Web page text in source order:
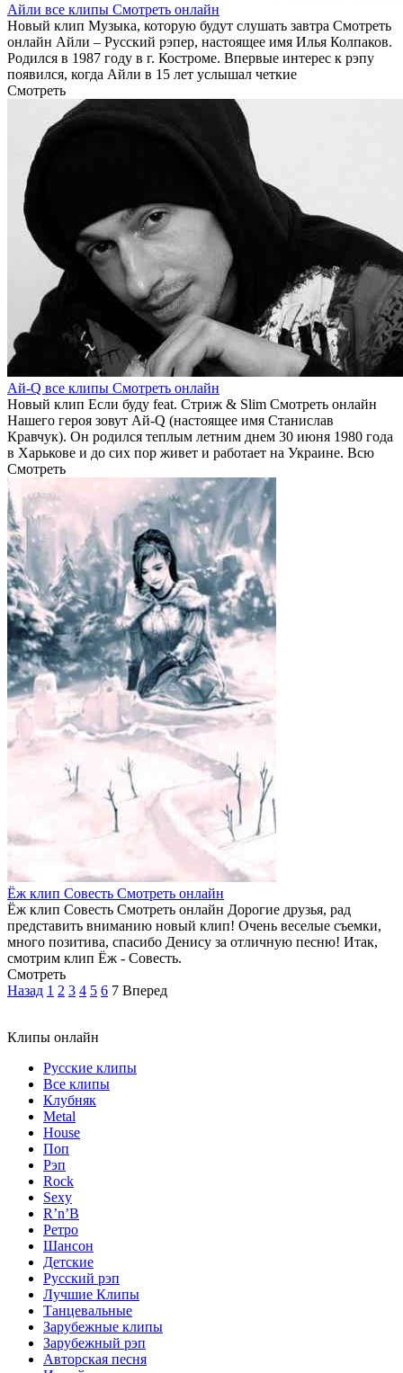
Айли все клипы Смотреть онлайн
Новый клип Музыка, которую будут слушать завтра Смотреть
онлайн Айли – Русский рэпер, настоящее имя Илья Колпаков.
Родился в 1987 году в г. Костроме. Впервые интерес к рэпу
появился, когда Айли в 15 лет услышал четкие
Смотреть
Ай-Q все клипы Смотреть онлайн
Новый клип Если буду feat. Стриж & Slim Смотреть онлайн
Нашего героя зовут Ай-Q (настоящее имя Станислав
Кравчук). Он родился теплым летним днем 30 июня 1980 года
в Харькове и до сих пор живет и работает на Украине. Всю
Смотреть
Ёж клип Совесть Смотреть онлайн
Ёж клип Совесть Смотреть онлайн Дорогие друзья, рад
представить вниманию новый клип! Очень веселые съемки,
много позитива, спасибо Денису за отличную песню! Итак,
смотрим клип Ёж - Совесть.
Смотреть
Назад 1 2 3 4 5 6 7 Вперед
Клипы онлайн
Русские клипы
Все клипы
Клубняк
Metal
House
Поп
Рэп
Rock
Sexy
R’n’B
Ретро
Шансон
Детские
Русский рэп
Лучшие Клипы
Танцевальные
Зарубежные клипы
Зарубежный рэп
Авторская песня